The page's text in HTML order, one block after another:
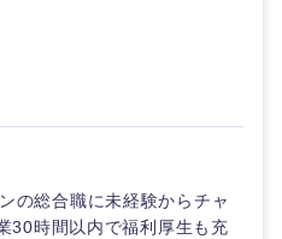
の総合職に未経験からチャ
30時間以内で福利厚生も充